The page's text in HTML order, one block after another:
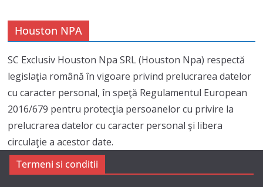
Houston NPA
SC Exclusiv Houston Npa SRL (Houston Npa) respectă
legislaţia română în vigoare privind prelucrarea datelor
cu caracter personal, în speţă Regulamentul European
2016/679 pentru protecţia persoanelor cu privire la
prelucrarea datelor cu caracter personal şi libera
circulaţie a acestor date.
Termeni si conditii